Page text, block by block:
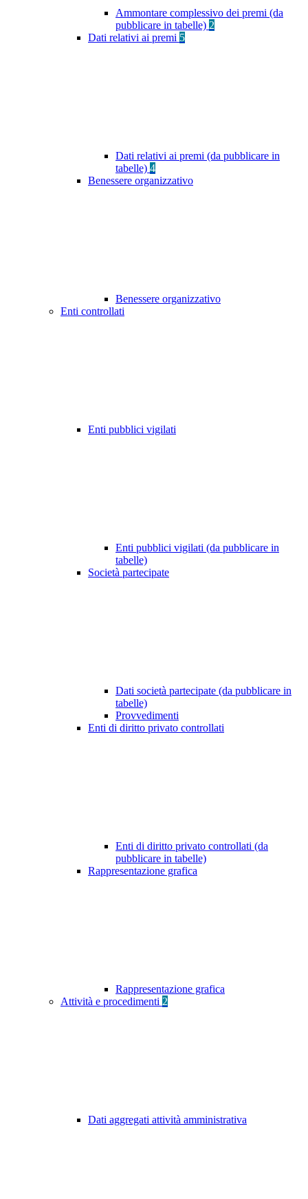
Ammontare complessivo dei premi (da
pubblicare in tabelle) 2
Dati relativi ai premi 5
Dati relativi ai premi (da pubblicare in
tabelle) 4
Benessere organizzativo
Benessere organizzativo
Enti controllati
Enti pubblici vigilati
Enti pubblici vigilati (da pubblicare in
tabelle)
Società partecipate
Dati società partecipate (da pubblicare in
tabelle)
Provvedimenti
Enti di diritto privato controllati
Enti di diritto privato controllati (da
pubblicare in tabelle)
Rappresentazione grafica
Rappresentazione grafica
Attività e procedimenti 2
Dati aggregati attività amministrativa